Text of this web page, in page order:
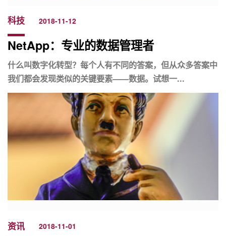
科技 2018-11-12
NetApp：专业的数据管理者
什么叫数字化转型？每个人有不同的答案，但从众多答案中
我们都会发现类似的关键要素——数据。试想一...
资讯 2018-11-01